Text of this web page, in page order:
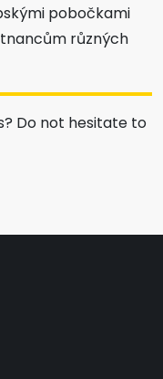
pobočkami
různých
Do not hesitate to